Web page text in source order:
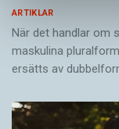
ARTIKLAR
När det handlar om
maskulina
ersätts av